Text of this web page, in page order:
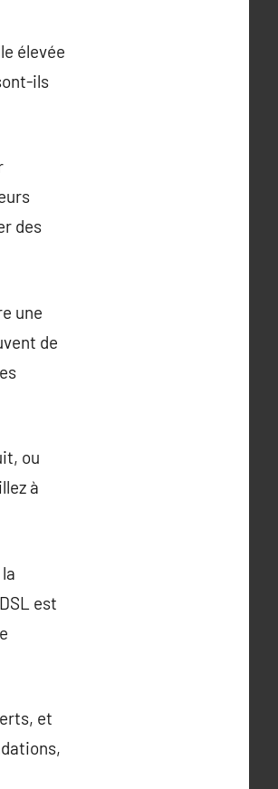
élevée
ils
des
une
de
ou
à
est
et